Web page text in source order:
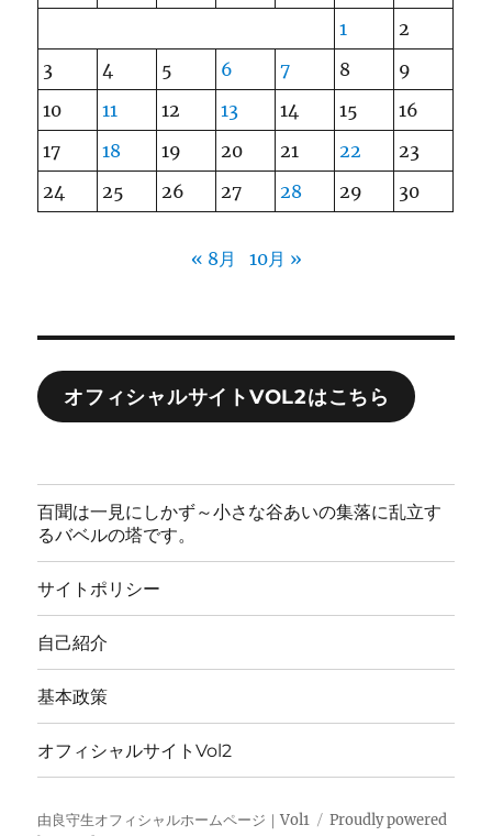
1
2
3
4 5 6 7 8
9
10
11 12 13 14 15
16
17
18 19 20 21 22
23
24
25 26 27 28 29 30
« 8月 10月 »
オフィシャルサイトVOL2はこちら
百聞は一見にしかず～小さな谷あいの集落に乱立す
るバベルの塔です。
サイトポリシー
自己紹介
基本政策
オフィシャルサイトVol2
由良守生オフィシャルホームページ｜Vol1
Proudly powered